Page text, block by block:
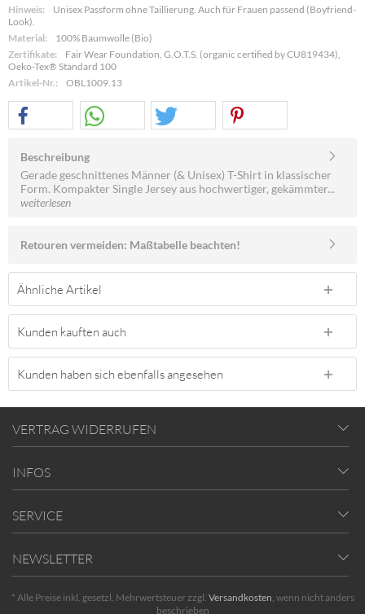
Hinweis:
Unisex Passform ohne Taillierung. Auch für Frauen passend (Boyfriend-
Look).
Material:
100% Baumwolle (Bio)
Zertifikate:
Fair Wear Foundation, G.O.T.S. (organic certified by CU819434),
Oeko-Tex® Standard 100
Artikel-Nr.:
OBL1009.13
Beschreibung
Gerade geschnittenes Männer (& Unisex) T-Shirt in klassischer
Form. Kompakter Single Jersey aus hochwertiger, gekämmter...
weiterlesen
Retouren vermeiden: Maßtabelle beachten!
Ähnliche Artikel
Kunden kauften auch
Kunden haben sich ebenfalls angesehen
VERTRAG WIDERRUFEN
INFOS
SERVICE
NEWSLETTER
* Alle Preise inkl. gesetzl. Mehrwertsteuer zzgl. Versandkosten, wenn nicht anders
beschrieben